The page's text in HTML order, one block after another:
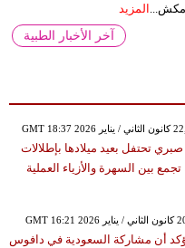
المزيد
آخر الأخبار الطبية
تحتفل بعيد ميلادها بإطلالات
بين السهرة والأزياء العملية
أن مشاركة السعودية في دافوس